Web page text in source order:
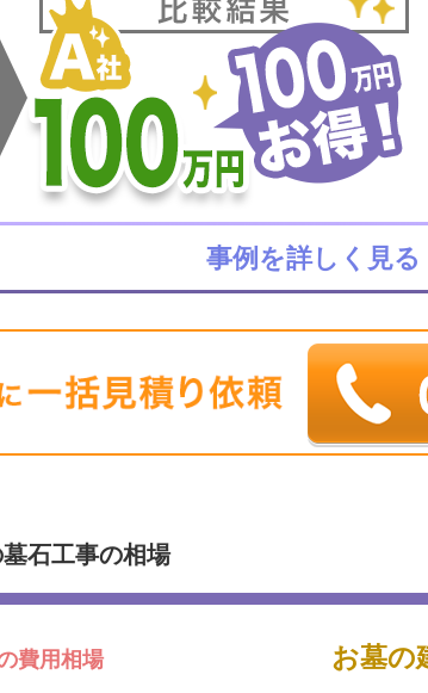
事例を詳しく見る
石工事の相場
費用相場 お墓の